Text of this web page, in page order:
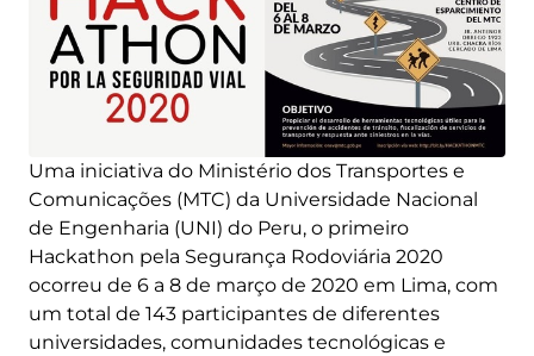
Uma iniciativa do Ministério dos Transportes e
Comunicações (MTC) da Universidade Nacional
de Engenharia (UNI) do Peru, o primeiro
Hackathon pela Segurança Rodoviária 2020
ocorreu de 6 a 8 de março de 2020 em Lima, com
um total de 143 participantes de diferentes
universidades, comunidades tecnológicas e